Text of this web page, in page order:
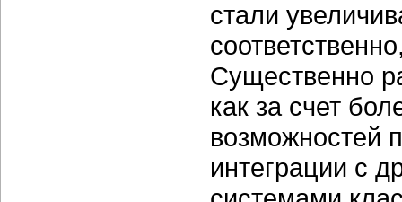
стали
Существенно
как за счет
возможностей
интеграции с